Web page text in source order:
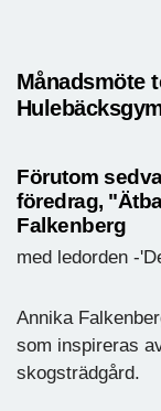
Månadsmöte
Förutom
föredrag,
Falkenberg
med ledorden -
Annika
som inspireras
skogsträdgård.